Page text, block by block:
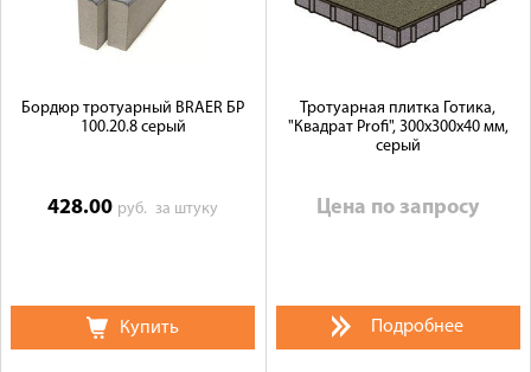
Бордюр тротуарный BRAER БР
100.20.8 серый
428.00 руб.за штуку
Купить
Тротуарная плитка Готика,
"Квадрат Profi", 300x300x40 мм,
серый
Цена по запросу
Подробнее